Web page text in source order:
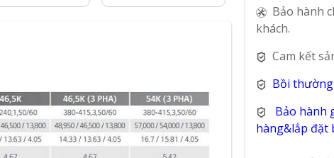
Bảo hành
khách.
Cam kết
Bồi
Bảo hành
hàng&lắp đặt